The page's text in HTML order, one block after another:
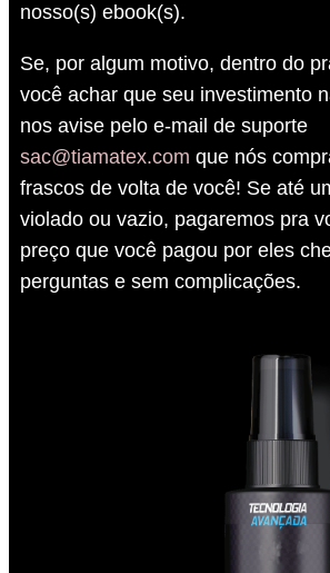
nosso(s) ebook(s).
Se, por algum motivo, dentro do
você achar que seu investimento
nos avise pelo e-mail de suporte
sac@tiamatex.com que nós
frascos de volta de você! Se até
violado ou vazio, pagaremos pra
preço que você pagou por eles
perguntas e sem complicações.